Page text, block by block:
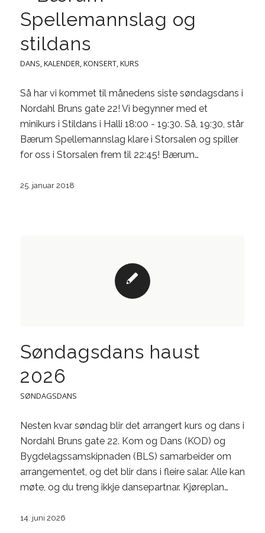
Spellemannslag og
stildans
DANS,KALENDER,KONSERT,KURS
Så har vi kommet til månedens siste søndagsdans i
Nordahl Bruns gate 22! Vi begynner med et
minikurs i Stildans i Halli 18:00 - 19:30. Så, 19:30, står
Bærum Spellemannslag klare i Storsalen og spiller
for oss i Storsalen frem til 22:45! Bærum…
25. januar 2018
Søndagsdans haust
2026
SØNDAGSDANS
Nesten kvar søndag blir det arrangert kurs og dans i
Nordahl Bruns gate 22. Kom og Dans (KOD) og
Bygdelagssamskipnaden (BLS) samarbeider om
arrangementet, og det blir dans i fleire salar. Alle kan
møte, og du treng ikkje dansepartnar. Kjøreplan…
14. juni 2026